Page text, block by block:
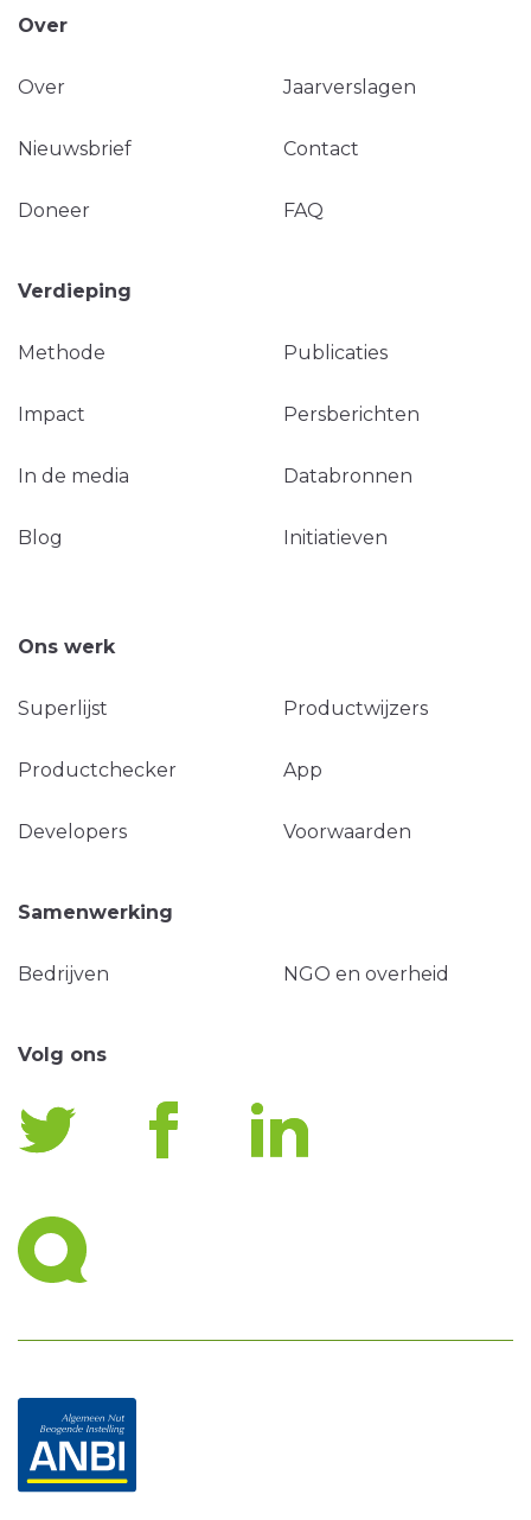
Over
Over Jaarverslagen
Nieuwsbrief Contact
Doneer FAQ
Verdieping
Methode Publicaties
Impact Persberichten
In de media Databronnen
Blog Initiatieven
Ons werk
Superlijst Productwijzers
Productchecker App
Developers Voorwaarden
Samenwerking
Bedrijven NGO en overheid
Volg ons